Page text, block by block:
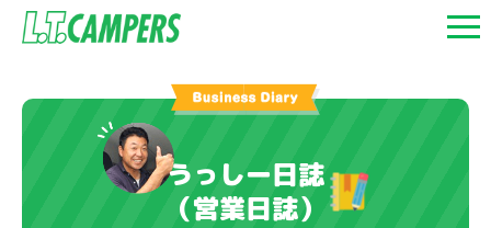
うっしー日誌
（営業日誌）